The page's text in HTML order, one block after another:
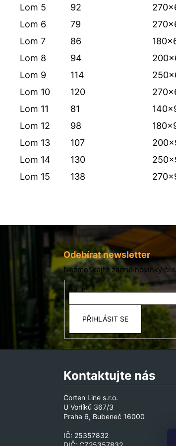
Lom 5 92
Lom 6
79
Lom 7
86
Lom 8
94
Lom 9
114
Lom 10
120
Lom 11
81
Lom 12
98
Lom 13
107
Lom 14
130
Lom 15
138
Odebírat newsletter
Nezmeškejte žádné novinky či
E-mail
PŘIHLÁSIT SE
Kontaktujte nás
Corten Line s.r.o.
U Vorlíků 367/3
Praha 6, Bubeneč 16000
IČ: 25357832